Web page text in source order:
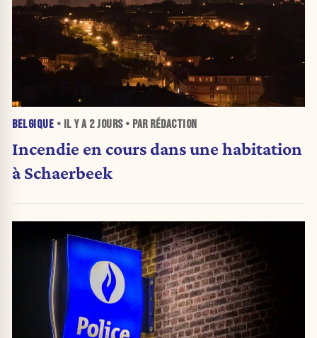
BELGIQUE • IL Y A 2 JOURS• PAR RÉDACTION
Incendie en cours dans une habitation
à Schaerbeek